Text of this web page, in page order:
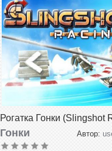
Рогатка Гонки (Slingshot
v1.3.3.4
Гонки Автор:
2015, 20:32